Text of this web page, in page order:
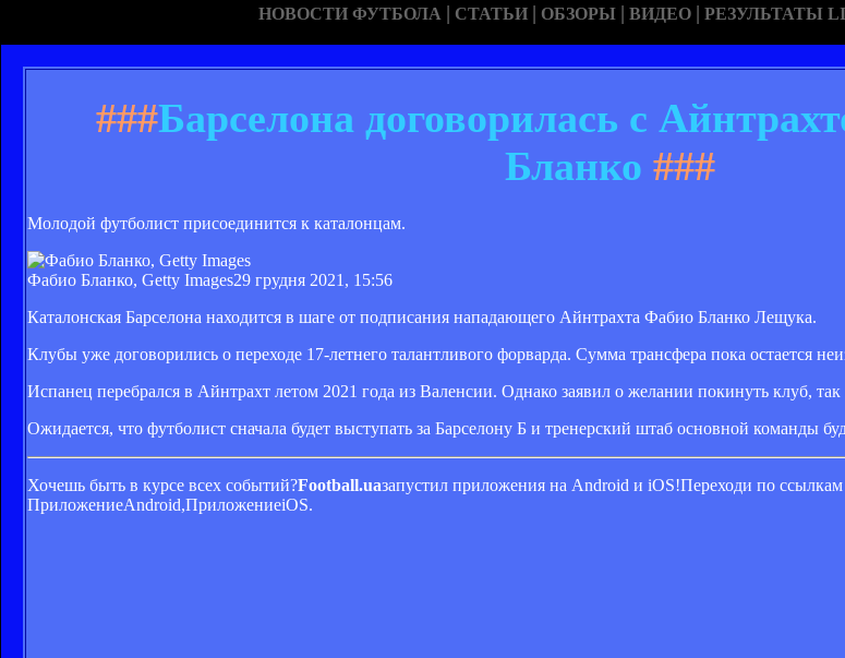
НОВОСТИ ФУТБОЛА | СТАТЬИ | ОБЗОРЫ | ВИДЕО | РЕЗУЛЬТАТЫ
###Барселона договорилась с
Бланко ###
Молодой футболист присоединится к каталонцам.
Фабио Бланко, Getty Images29 грудня 2021, 15:56
Каталонская Барселона находится в шаге от подписания нападающего Айнтрахта Фабио Бланко Лещука.
Клубы уже договорились о переходе 17-летнего талантливого форварда. Сумма трансфера пока остается
Испанец перебрался в Айнтрахт летом 2021 года из Валенсии. Однако заявил о желании покинуть клуб,
Ожидается, что футболист сначала будет выступать за Барселону Б и тренерский штаб основной команды
Хочешь быть в курсе всех событий?Football.uaзапустил приложения на Android и iOS!​Переходи по ссылкам
ПриложениеAndroid,ПриложениеiOS.